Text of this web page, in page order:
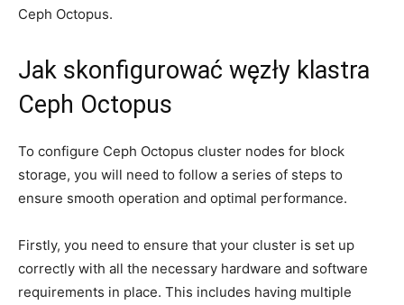
Ceph Octopus.
Jak skonfigurować ⁣węzły ‍klastra
Ceph Octopus
To configure Ceph Octopus cluster nodes⁤ for block
storage, you will need to follow a series of ‍steps⁣ to
ensure‍ smooth operation ⁢and optimal performance.
Firstly, you need to ensure that your cluster is set up
correctly‌ with all the necessary ⁢hardware and software
requirements ⁢in‍ place. This includes⁤ having multiple